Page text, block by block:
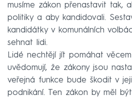
musíme zákon přenastavit tak,
politiky a aby kandidovali.
kandidátky v komunálních
sehnat lidi.
Lidé nechtějí jít pomáhat
uvědomují, že zákony jsou
veřejná funkce bude škodit v
podnikání. Ten zákon by měl